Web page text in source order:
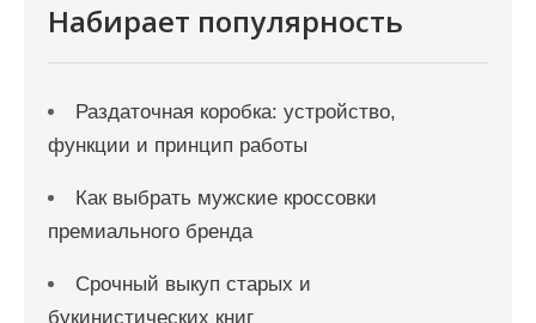
м
Набирает популярность
Раздаточная коробка: устройство,
функции и принцип работы
Как выбрать мужские кроссовки
премиального бренда
Срочный выкуп старых и
букинистических книг